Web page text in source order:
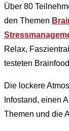
Über 80
den Themen
Relax,
testeten
Die lockere
Infostand, einen
Themen und die